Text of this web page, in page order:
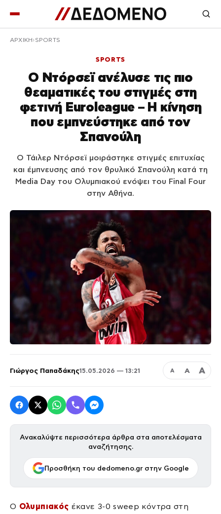
ΑΡΧΙΚΉ SPORTS
SPORTS
Ο Ντόρσεϊ ανέλυσε τις πιο
θεαματικές του στιγμές στη
φετινή Euroleague – Η κίνηση
που εμπνεύστηκε από τον
Σπανούλη
Ο Τάιλερ Ντόρσεϊ μοιράστηκε στιγμές επιτυχίας
και έμπνευσης από τον θρυλικό Σπανούλη κατά τη
Media Day του Ολυμπιακού ενόψει του Final Four
στην Αθήνα.
Γιώργος Παπαδάκης15.05.2026 — 13:21 Α Α Α
Ανακαλύψτε περισσότερα άρθρα στα αποτελέσματα
αναζήτησης.
Προσθήκη του dedomeno.gr στην Google
Ο Ολυμπιακός έκανε 3-0 sweep κόντρα στη